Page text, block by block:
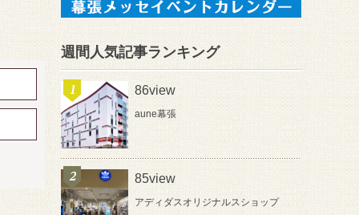
週間人気記事ランキング
86view
aune幕張
85view
アディダスオリジナルスショップ